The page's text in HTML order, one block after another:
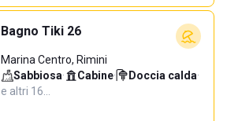
Bagno Tiki 26
Marina Centro, Rimini
Sabbiosa· Cabine· Doccia calda·
e altri 16…